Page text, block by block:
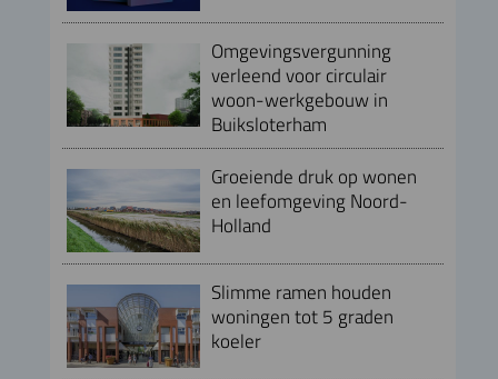
Omgevingsvergunning
verleend voor circulair
woon-werkgebouw in
Buiksloterham
Groeiende druk op wonen
en leefomgeving Noord-
Holland
Slimme ramen houden
woningen tot 5 graden
koeler